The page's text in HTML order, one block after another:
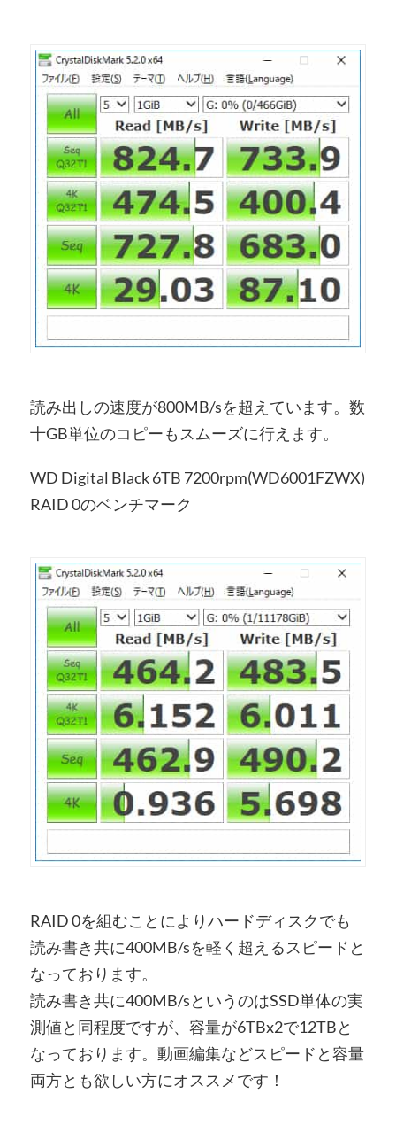
読み出しの速度が800MB/sを超えています。数
十GB単位のコピーもスムーズに行えます。
WD Digital Black 6TB 7200rpm(WD6001FZWX)
RAID 0のベンチマーク
RAID 0を組むことによりハードディスクでも
読み書き共に400MB/sを軽く超えるスピードと
なっております。
読み書き共に400MB/sというのはSSD単体の実
測値と同程度ですが、容量が6TBx2で12TBと
なっております。動画編集などスピードと容量
両方とも欲しい方にオススメです！